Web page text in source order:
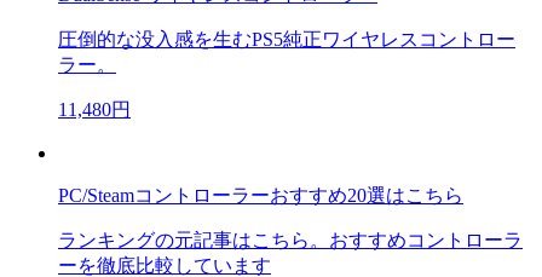
圧倒的な没入感を生むPS5純正ワイヤレスコントロー
ラー。
11,480円
PC/Steamコントローラーおすすめ20選はこちら
ランキングの元記事はこちら。おすすめコントローラ
ーを徹底比較しています